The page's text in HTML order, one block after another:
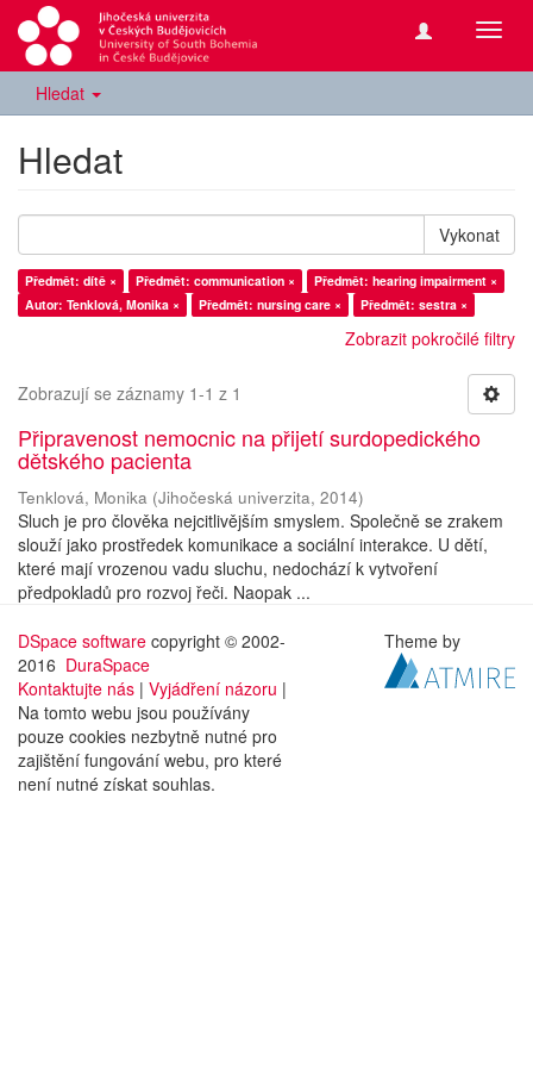
Hledat
Hledat
Vykonat
Předmět: dítě × Předmět: communication ×
Předmět: hearing impairment ×
Autor: Tenklová, Monika ×
Předmět: nursing care × Předmět: sestra ×
Zobrazit pokročilé filtry
Zobrazují se záznamy 1-1 z 1
Připravenost nemocnic na přijetí surdopedického
dětského pacienta
Tenklová, Monika (Jihočeská univerzita, 2014)
Sluch je pro člověka nejcitlivějším smyslem. Společně se zrakem
slouží jako prostředek komunikace a sociální interakce. U dětí,
které mají vrozenou vadu sluchu, nedochází k vytvoření
předpokladů pro rozvoj řeči. Naopak ...
DSpace software copyright © 2002-
2016 DuraSpace
Kontaktujte nás | Vyjádření názoru |
Na tomto webu jsou používány
pouze cookies nezbytně nutné pro
zajištění fungování webu, pro které
není nutné získat souhlas.
Theme by